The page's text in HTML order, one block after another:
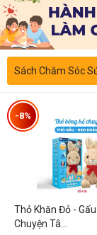
Sách Chăm Sóc
Thỏ Khăn Đỏ -
Chuyện Tâ...
-8%